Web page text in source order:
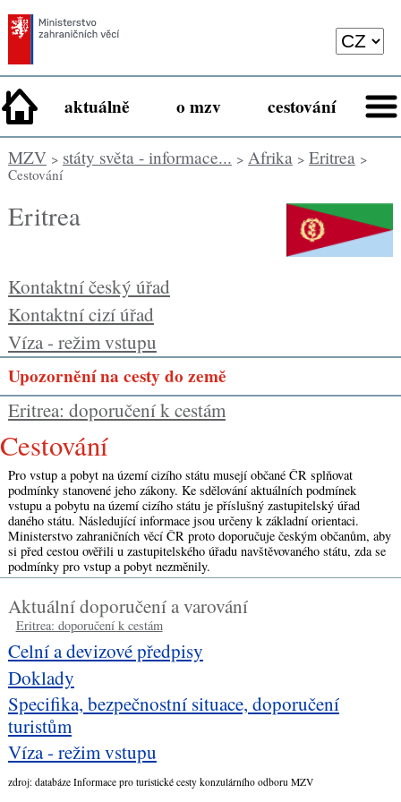
aktuálně o mzv cestování
MZV> státy světa - informace... > Afrika> Eritrea>
Cestování
Eritrea
Kontaktní český úřad
Kontaktní cizí úřad
Víza - režim vstupu
Upozornění na cesty do země
Eritrea: doporučení k cestám
cestování
Pro vstup a pobyt na území cizího státu musejí občané ČR splňovat
podmínky stanovené jeho zákony. Ke sdělování aktuálních podmínek
vstupu a pobytu na území cizího státu je příslušný zastupitelský úřad
daného státu. Následující informace jsou určeny k základní orientaci.
Ministerstvo zahraničních věcí ČR proto doporučuje českým občanům, aby
si před cestou ověřili u zastupitelského úřadu navštěvovaného státu, zda se
podmínky pro vstup a pobyt nezměnily.
Aktuální doporučení a varování
Eritrea: doporučení k cestám
Celní a devizové předpisy
Doklady
Specifika, bezpečnostní situace, doporučení
turistům
Víza - režim vstupu
zdroj: databáze Informace pro turistické cesty konzulárního odboru MZV